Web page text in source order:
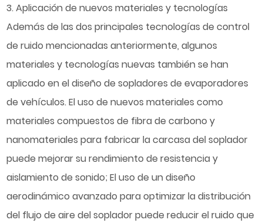
3. Aplicación de nuevos materiales y tecnologías
Además de las dos principales tecnologías de control
de ruido mencionadas anteriormente, algunos
materiales y tecnologías nuevas también se han
aplicado en el diseño de sopladores de evaporadores
de vehículos. El uso de nuevos materiales como
materiales compuestos de fibra de carbono y
nanomateriales para fabricar la carcasa del soplador
puede mejorar su rendimiento de resistencia y
aislamiento de sonido; El uso de un diseño
aerodinámico avanzado para optimizar la distribución
del flujo de aire del soplador puede reducir el ruido que